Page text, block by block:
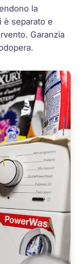
la
è separato e
Garanzia